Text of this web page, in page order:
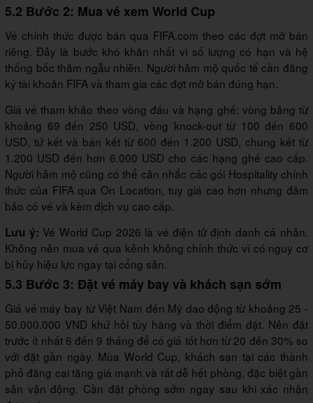
5.2 Bước 2: Mua vé xem World Cup
Vé chính thức được bán qua FIFA.com theo các đợt mở bán
riêng. Đây là bước khó khăn nhất vì số lượng có hạn và hệ
thống bốc thăm ngẫu nhiên. Người hâm mộ quốc tế cần đăng
ký tài khoản FIFA và tham gia các đợt mở bán đúng hạn.
Giá vé tham khảo theo vòng đấu và hạng ghế: vòng bảng từ
khoảng 69 đến 250 USD, vòng knock-out từ 100 đến 600
USD, tứ kết và bán kết từ 600 đến 1.200 USD, chung kết từ
1.200 USD đến hơn 6.000 USD cho các hạng ghế cao cấp.
Người hâm mộ cũng có thể cân nhắc các gói Hospitality chính
thức của FIFA qua On Location, tuy giá cao hơn nhưng đảm
bảo có vé và kèm dịch vụ cao cấp.
Lưu ý: Vé World Cup 2026 là vé điện tử định danh cá nhân.
Không nên mua vé qua kênh không chính thức vì có nguy cơ
bị hủy hiệu lực ngay tại cổng sân.
5.3 Bước 3: Đặt vé máy bay và khách sạn sớm
Giá vé máy bay từ Việt Nam đến Mỹ dao động từ khoảng 25 -
50.000.000 VND khứ hồi tùy hãng và thời điểm đặt. Nên đặt
trước ít nhất 6 đến 9 tháng để có giá tốt hơn từ 20 đến 30% so
với đặt gần ngày. Mùa World Cup, khách sạn tại các thành
phố đăng cai tăng giá mạnh và rất dễ hết phòng, đặc biệt gần
sân vận động. Cần đặt phòng sớm ngay sau khi xác nhận